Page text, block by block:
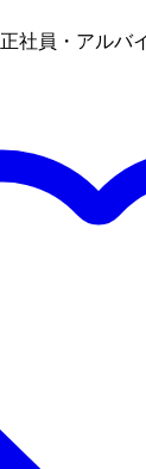
正社員・アルバ